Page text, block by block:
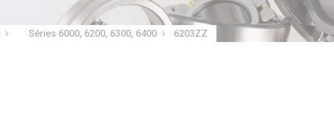
Séries 6000, 6200, 6300, 6400 6203ZZ